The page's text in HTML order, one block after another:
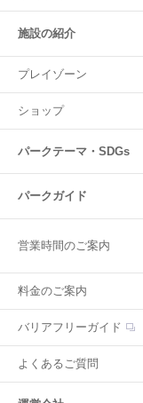
施設の紹介
プレイゾーン
ショップ
パークテーマ・SDGs
パークガイド
営業時間のご案内
料金のご案内
バリアフリーガイド
よくあるご質問